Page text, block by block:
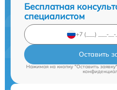
Бесплатная
специалистом
Оставить
Нажимая на кнопку "Оставить